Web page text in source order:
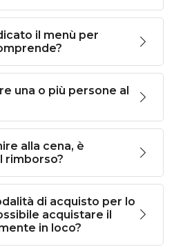
il menù per
una o più persone al
alla cena, è
rimborso?
di acquisto per lo
acquistare il
in loco?